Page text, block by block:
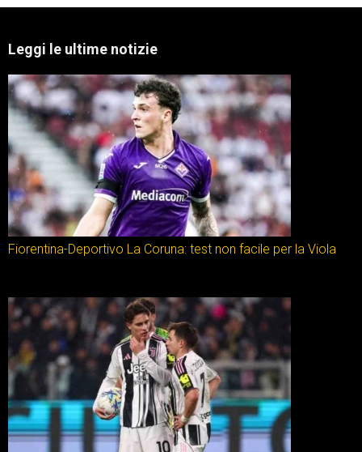
Leggi le ultime notizie
Fiorentina-Deportivo La Coruna: test non facile per la Viola